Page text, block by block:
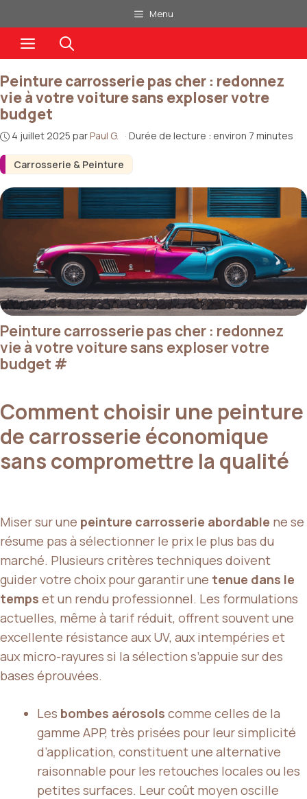
au
contenu
Menu
Menu
Carrosserie & Peinture
Peinture carrosserie pas cher : redonnez
vie à votre voiture sans exploser votre
budget
4 juillet 2025 parPaul G. · Durée de lecture : environ 7 minutes
Peinture carrosserie pas cher : redonnez
vie à votre voiture sans exploser votre
budget #
Comment choisir une peinture
de carrosserie économique
sans compromettre la qualité
Miser sur une peinture carrosserie abordable ne se
résume pas à sélectionner le prix le plus bas du
marché. Plusieurs critères techniques doivent
guider votre choix pour garantir une tenue dans le
temps et un rendu professionnel. Les formulations
actuelles, même à tarif réduit, offrent souvent une
excellente résistance aux UV, aux intempéries et
aux micro-rayures si la sélection s’appuie sur des
bases éprouvées.
Les bombes aérosols comme celles de la
gamme APP, très prisées pour leur simplicité
d’application, constituent une alternative
raisonnable pour les retouches locales ou les
petites surfaces. Leur coût moyen oscille